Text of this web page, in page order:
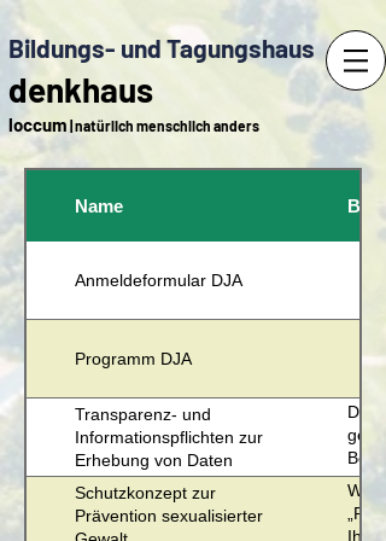
denkhaus
loccum | natürlich menschlich anders
Bildungs- und Tagungshaus
Name
Anmeldeformular DJA
Programm DJA
Transparenz- und
Informationspflichten zur
Erhebung von Daten
Das
Schutzkonzept zur
Prävention sexualisierter
Wir
Ihre